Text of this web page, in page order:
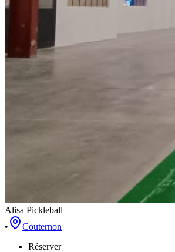
Alisa Pickleball
•
Couternon
Réserver